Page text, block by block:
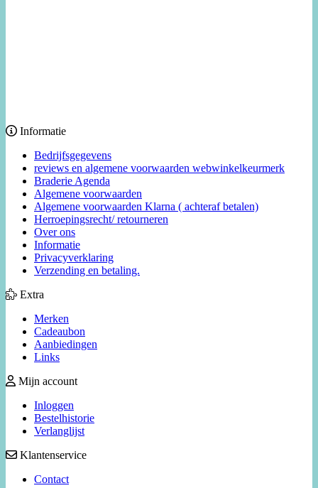
Informatie
Bedrijfsgegevens
reviews en algemene voorwaarden webwinkelkeurmerk
Braderie Agenda
Algemene voorwaarden
Algemene voorwaarden Klarna ( achteraf betalen)
Herroepingsrecht/ retourneren
Over ons
Informatie
Privacyverklaring
Verzending en betaling.
Extra
Merken
Cadeaubon
Aanbiedingen
Links
Mijn account
Inloggen
Bestelhistorie
Verlanglijst
Klantenservice
Contact